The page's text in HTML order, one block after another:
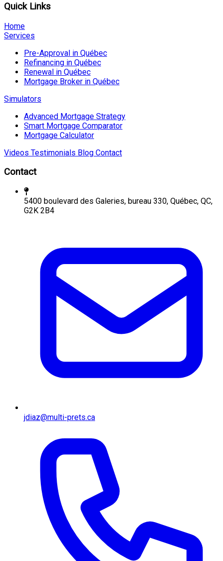
Quick Links
Home
Services
Pre-Approval in Québec
Refinancing in Québec
Renewal in Québec
Mortgage Broker in Québec
Simulators
Advanced Mortgage Strategy
Smart Mortgage Comparator
Mortgage Calculator
Videos Testimonials Blog Contact
Contact
5400 boulevard des Galeries, bureau 330, Québec, QC,
G2K 2B4
jdiaz@multi-prets.ca